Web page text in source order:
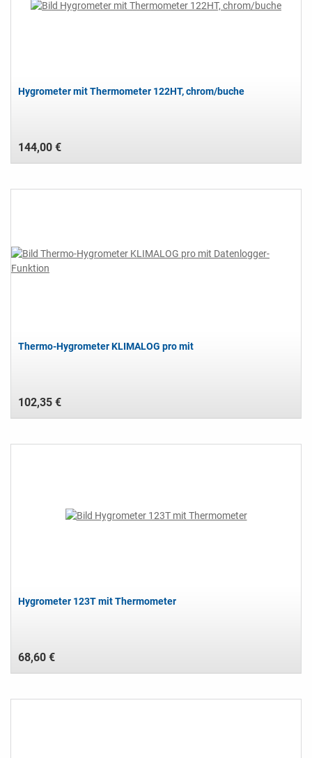
Hygrometer mit Thermometer 122HT, chrom/buche
144,00 €
Thermo-Hygrometer KLIMALOG pro mit
102,35 €
Hygrometer 123T mit Thermometer
68,60 €